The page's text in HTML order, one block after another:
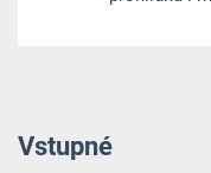
Vstupné